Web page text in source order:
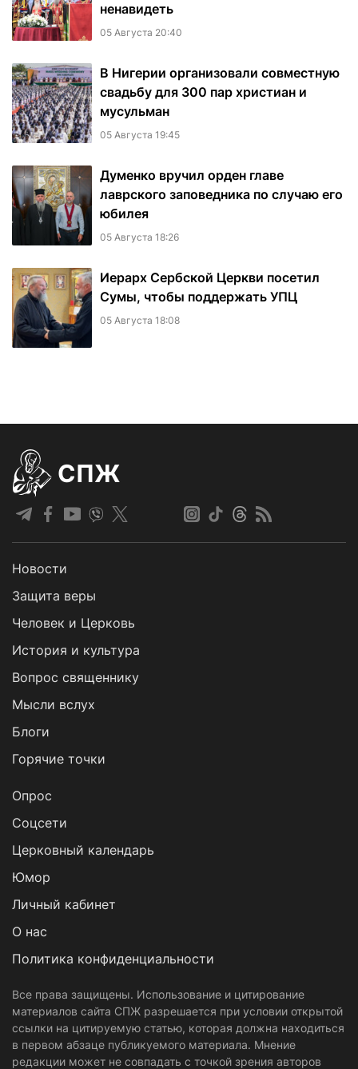
ненавидеть
05 Августа 20:40
В Нигерии организовали совместную
свадьбу для 300 пар христиан и
мусульман
05 Августа 19:45
Думенко вручил орден главе
лаврского заповедника по случаю его
юбилея
05 Августа 18:26
Иерарх Сербской Церкви посетил
Сумы, чтобы поддержать УПЦ
05 Августа 18:08
СПЖ
Новости
Защита веры
Человек и Церковь
История и культура
Вопрос священнику
Мысли вслух
Блоги
Горячие точки
Опрос
Cоцсети
Церковный календарь
Юмор
Личный кабинет
О нас
Политика конфиденциальности
Все права защищены. Использование и цитирование
материалов сайта СПЖ разрешается при условии открытой
ссылки на цитируемую статью, которая должна находиться
в первом абзаце публикуемого материала. Мнение
редакции может не совпадать с точкой зрения авторов